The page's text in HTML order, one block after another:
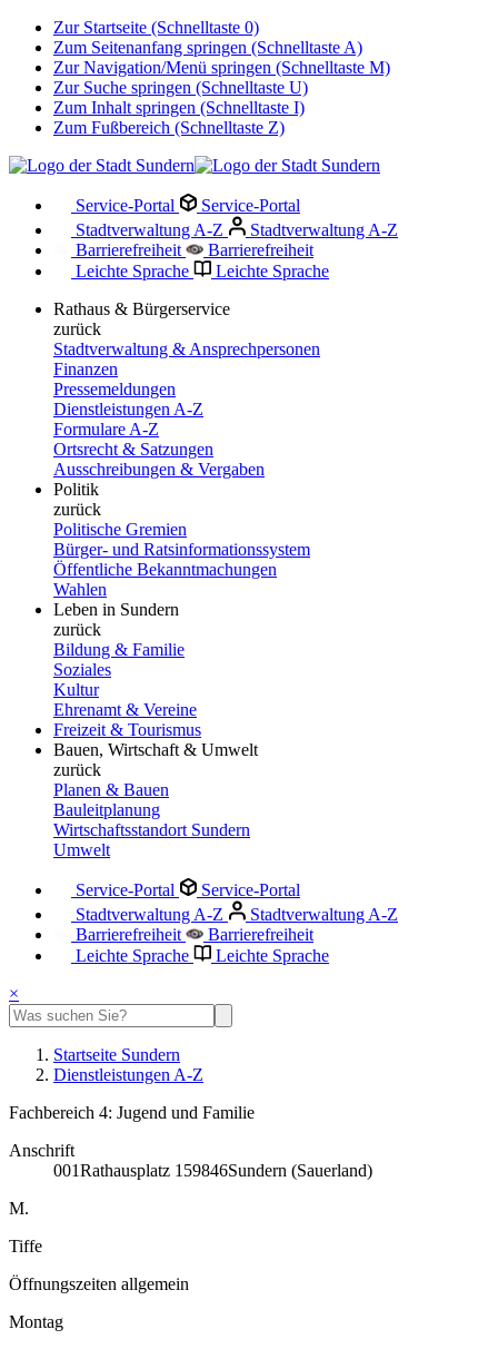
Zur Startseite (Schnelltaste 0)
Zum Seitenanfang springen (Schnelltaste A)
Zur Navigation/Menü springen (Schnelltaste M)
Zur Suche springen (Schnelltaste U)
Zum Inhalt springen (Schnelltaste I)
Zum Fußbereich (Schnelltaste Z)
Service-Portal
Service-Portal
Stadtverwaltung A-Z
Stadtverwaltung A-Z
Barrierefreiheit
Barrierefreiheit
Leichte Sprache
Leichte Sprache
Rathaus & Bürgerservice
zurück
Stadtverwaltung & Ansprechpersonen
Finanzen
Pressemeldungen
Dienstleistungen A-Z
Formulare A-Z
Ortsrecht & Satzungen
Ausschreibungen & Vergaben
Politik
zurück
Politische Gremien
Bürger- und Ratsinformationssystem
Öffentliche Bekanntmachungen
Wahlen
Leben in Sundern
zurück
Bildung & Familie
Soziales
Kultur
Ehrenamt & Vereine
Freizeit & Tourismus
Bauen, Wirtschaft & Umwelt
zurück
Planen & Bauen
Bauleitplanung
Wirtschaftsstandort Sundern
Umwelt
Service-Portal
Service-Portal
Stadtverwaltung A-Z
Stadtverwaltung A-Z
Barrierefreiheit
Barrierefreiheit
Leichte Sprache
Leichte Sprache
×
Startseite Sundern
Dienstleistungen A-Z
Fachbereich 4: Jugend und Familie
Anschrift
001Rathausplatz 1 59846Sundern (Sauerland)
M.
Tiffe
Öffnungszeiten allgemein
Montag